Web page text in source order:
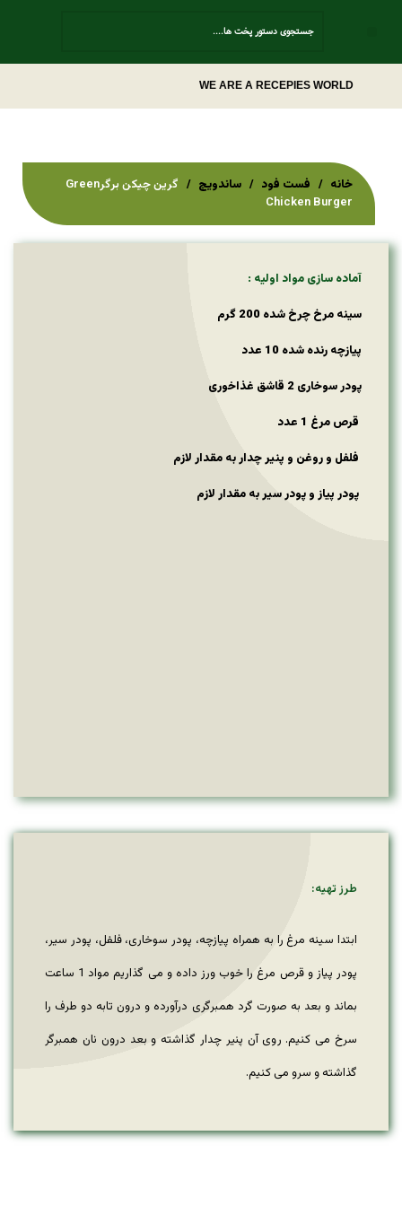
WE ARE A RECEPIES WORLD
خانه فست فود ساندویچ
گرین چیکن برگرGreen
Chicken Burger
آماده سازی مواد اولیه :
سینه مرخ چرخ شده 200 گرم
پیازچه رنده شده 10 عدد
پودر سوخاری 2 قاشق غذاخوری
قرص مرغ 1 عدد
فلفل و روغن و پنیر چدار به مقدار لازم
پودر پیاز و پودر سیر به مقدار لازم
طرز تهیه:
ابتدا سینه مرغ را به همراه پیازچه، پودر سوخاری، فلفل، پودر سیر،
پودر پیاز و قرص مرغ را خوب ورز داده و می گذاریم مواد 1 ساعت
بماند و بعد به صورت گرد همبرگری درآورده و درون تابه دو طرف را
سرخ می کنیم. روی آن پنیر چدار گذاشته و بعد درون نان همبرگر
گذاشته و سرو می کنیم.